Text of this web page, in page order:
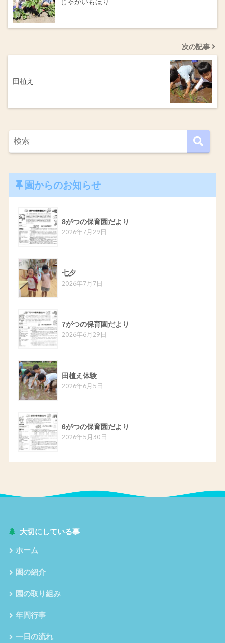
じゃがいもほり
次の記事
田植え
園からのお知らせ
8がつの保育園だより
2026年7月29日
七夕
2026年7月7日
7がつの保育園だより
2026年6月29日
田植え体験
2026年6月5日
6がつの保育園だより
2026年5月30日
大切にしている事
ホーム
園の紹介
園の取り組み
年間行事
一日の流れ